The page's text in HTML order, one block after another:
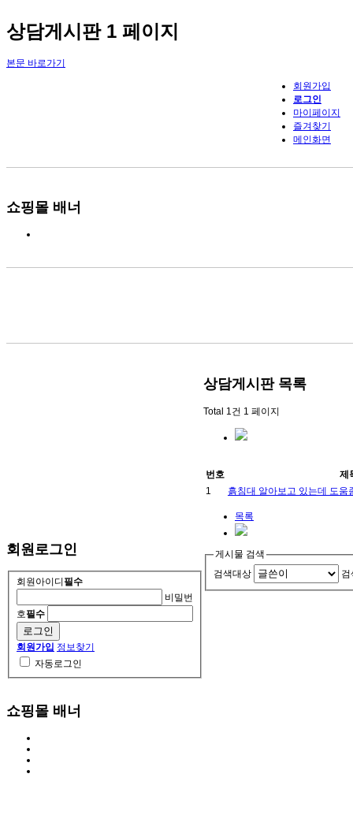
상담게시판 1 페이지
본문 바로가기
회원가입
로그인
마이페이지
즐겨찾기
메인화면
쇼핑몰 배너
회원로그인
회원아이디 필수
비밀번
호필수
회원가입 정보찾기
자동로그인
쇼핑몰 배너
상담게시판목록
Total 1건 1 페이지
번호
제
1
흙침대 알아보고 있는데 도
목록
게시물 검색
검색대상
검